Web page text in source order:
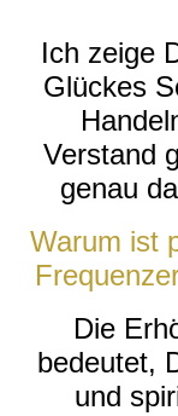
Ich zeige
Glückes
Verstand
genau
Warum ist
Die
bedeutet,
und